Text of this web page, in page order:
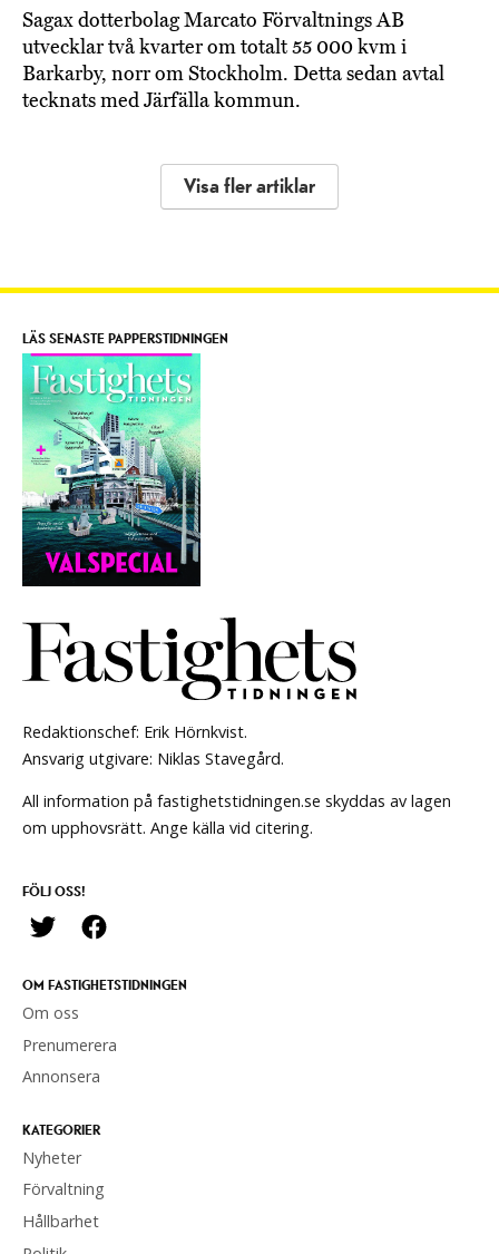
Sagax dotterbolag Marcato Förvaltnings AB
utvecklar två kvarter om totalt 55 000 kvm i
Barkarby, norr om Stockholm. Detta sedan avtal
tecknats med Järfälla kommun.
Visa fler artiklar
Redaktionschef: Erik Hörnkvist.
Ansvarig utgivare: Niklas Stavegård.
All information på fastighetstidningen.se skyddas av lagen
om upphovsrätt. Ange källa vid citering.
FÖLJ OSS!
OM FASTIGHETSTIDNINGEN
Om oss
Prenumerera
Annonsera
KATEGORIER
Nyheter
Förvaltning
Hållbarhet
LÄS SENASTE PAPPERSTIDNINGEN